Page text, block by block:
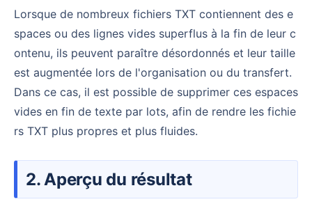
Lorsque de nombreux fichiers TXT contiennent des e
spaces ou des lignes vides superflus à la fin de leur c
ontenu, ils peuvent paraître désordonnés et leur taille
est augmentée lors de l'organisation ou du transfert.
Dans ce cas, il est possible de supprimer ces espaces
vides en fin de texte par lots, afin de rendre les fichie
rs TXT plus propres et plus fluides.
2. Aperçu du résultat